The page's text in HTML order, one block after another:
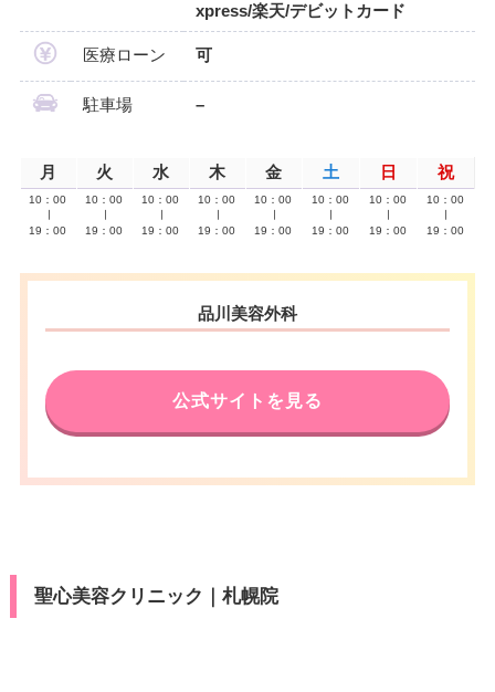
xpress/楽天/デビットカード
医療ローン 可
駐車場 –
月 火 水 木 金 土 日 祝
10：00
19：00
10：00
19：00
10：00
19：00
10：00
19：00
10：00
19：00
10：00
19：00
10：00
19：00
10：00
19：00
品川美容外科
公式サイトを見る
聖心美容クリニック｜札幌院